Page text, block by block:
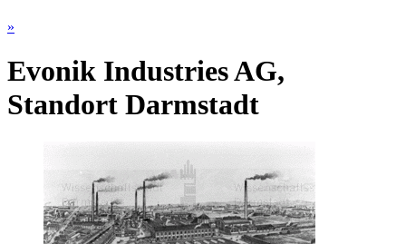
»
Evonik Industries AG,
Standort Darmstadt